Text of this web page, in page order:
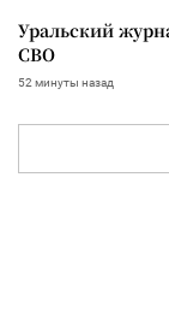
Уральский
СВО
52 минуты назад